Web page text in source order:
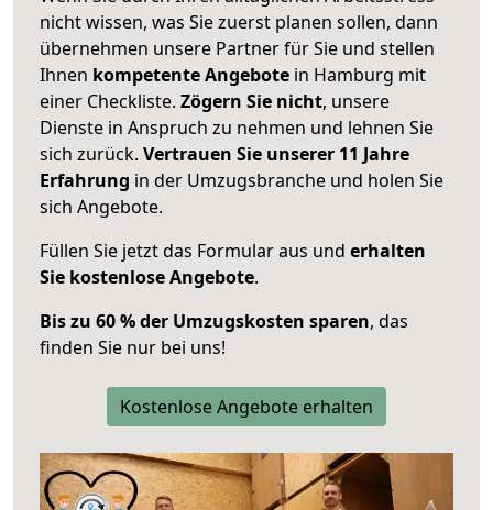
nicht wissen, was Sie zuerst planen sollen, dann
übernehmen unsere Partner für Sie und stellen
Ihnen kompetente Angebote in Hamburg mit
einer Checkliste. Zögern Sie nicht, unsere
Dienste in Anspruch zu nehmen und lehnen Sie
sich zurück. Vertrauen Sie unserer 11 Jahre
Erfahrung in der Umzugsbranche und holen Sie
sich Angebote.
Füllen Sie jetzt das Formular aus und erhalten
Sie kostenlose Angebote.
Bis zu 60 % der Umzugskosten sparen, das
finden Sie nur bei uns!
Kostenlose Angebote erhalten